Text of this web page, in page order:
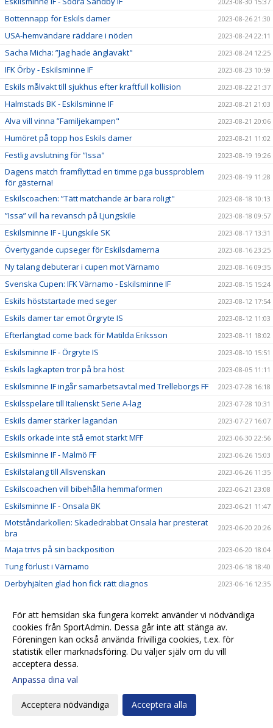
Bottennapp för Eskils damer 2023-08-26 21:30
USA-hemvändare räddare i nöden 2023-08-24 22:11
Sacha Micha: ”Jag hade änglavakt" 2023-08-24 12:25
IFK Örby - Eskilsminne IF 2023-08-23 10:59
Eskils målvakt till sjukhus efter kraftfull kollision 2023-08-22 21:37
Halmstads BK - Eskilsminne IF 2023-08-21 21:03
Alva vill vinna ”Familjekampen" 2023-08-21 20:06
Humöret på topp hos Eskils damer 2023-08-21 11:02
Festlig avslutning för ”Issa" 2023-08-19 19:26
Dagens match framflyttad en timme pga bussproblem
för gästerna!
2023-08-19 11:28
Eskilscoachen: ”Tätt matchande är bara roligt" 2023-08-18 10:13
”Issa” vill ha revansch på Ljungskile 2023-08-18 09:57
Eskilsminne IF - Ljungskile SK 2023-08-17 13:31
Övertygande cupseger för Eskilsdamerna 2023-08-16 23:25
Ny talang debuterar i cupen mot Värnamo 2023-08-16 09:35
Svenska Cupen: IFK Värnamo - Eskilsminne IF 2023-08-15 15:24
Eskils höststartade med seger 2023-08-12 17:54
Eskils damer tar emot Örgryte IS 2023-08-12 11:03
Efterlängtad come back för Matilda Eriksson 2023-08-11 18:02
Eskilsminne IF - Örgryte IS 2023-08-10 15:51
Eskils lagkapten tror på bra höst 2023-08-05 11:11
Eskilsminne IF ingår samarbetsavtal med Trelleborgs FF 2023-07-28 16:18
Eskilsspelare till Italienskt Serie A-lag 2023-07-28 10:31
Eskils damer stärker lagandan 2023-07-27 16:07
Eskils orkade inte stå emot starkt MFF 2023-06-30 22:56
Eskilsminne IF - Malmö FF 2023-06-26 15:03
Eskilstalang till Allsvenskan 2023-06-26 11:35
Eskilscoachen vill bibehålla hemmaformen 2023-06-21 23:08
Eskilsminne IF - Onsala BK 2023-06-21 11:47
Motståndarkollen: Skadedrabbat Onsala har presterat
bra
2023-06-20 20:26
Maja trivs på sin backposition 2023-06-20 18:04
Tung förlust i Värnamo 2023-06-18 18:40
Derbyhjälten glad hon fick rätt diagnos 2023-06-16 12:35
IFK Värnamo - Eskilsminne IF 2023-06-15 12:40
Motståndarkollen: IFK Värnamo satsar nu på egna
spelare
2023-06-15 11:15
Eskils bäst i DM-derbyt
Eskilscoachen: ”Detta är årets match för HIF"
”Jasse” extremt taggad inför HIF-matchen
DM: Helsingborgs IF - Eskilsminne IF
För att hemsidan ska fungera korrekt använder vi nödvändiga
cookies från SportAdmin. Dessa går inte att stänga av.
Föreningen kan också använda frivilliga cookies, t.ex. för
statistik eller marknadsföring. Du väljer själv om du vill
acceptera dessa.
Anpassa dina val
Acceptera nödvändiga Acceptera alla